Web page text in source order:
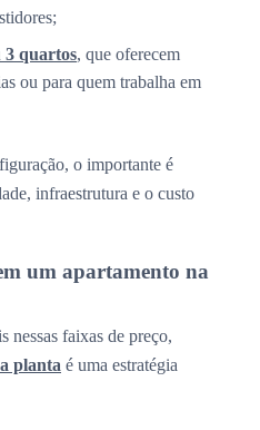
3 quartos, que oferecem
ou para quem trabalha em
o importante é
infraestrutura e o custo
um apartamento na
nessas faixas de preço,
planta é uma estratégia